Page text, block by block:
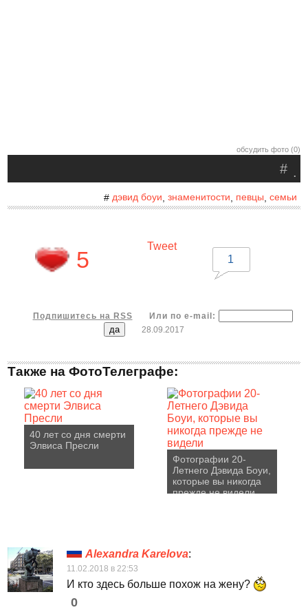
обсудить фото (0)
.
#
# дэвид боуи знаменитости певцы семьи
5
Tweet
1
Подпишитесь на RSS
Или по e-mail:
28.09.2017
Также на ФотоТелеграфе:
40 лет со дня смерти
Элвиса Пресли
Фотографии 20-
Летнего Дэвида Боуи,
которые вы никогда
прежде не видели
Alexandra Karelova:
11.02.2018 в 22:53
И кто здесь больше похож на жену?
0